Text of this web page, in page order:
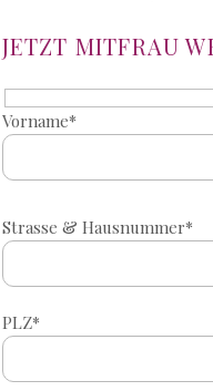
JETZT MITFRAU
Vorname*
Strasse & Hausnummer*
PLZ*